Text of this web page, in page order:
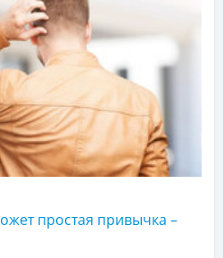
простая привычка –